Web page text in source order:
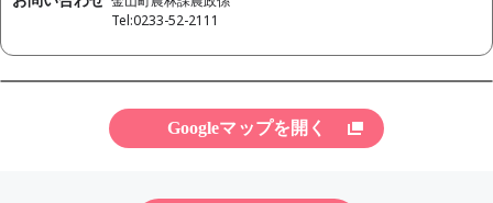
Tel:0233-52-2111
Googleマップを開く